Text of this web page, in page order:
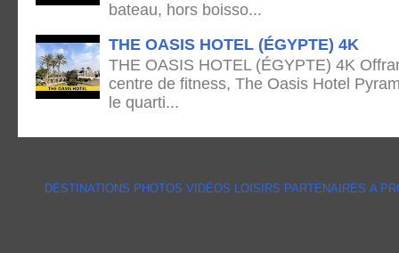
bateau, hors boisso...
THE OASIS HOTEL (ÉGYPTE) 4K
THE OASIS HOTEL (ÉGYPTE) 4K
centre de fitness, The Oasis Hotel
le quarti...
DESTINATIONS PHOTOS VIDÉOS LOISIRS PARTENAIRES A